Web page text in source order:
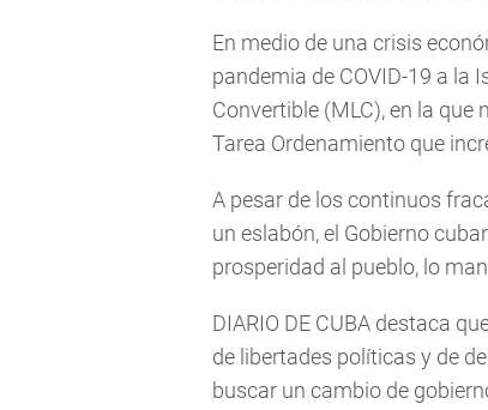
En medio de una crisis
pandemia de COVID-19 a la
Convertible (MLC), en la
Tarea Ordenamiento que
A pesar de los continuos
un eslabón, el Gobierno
prosperidad al pueblo, lo
DIARIO DE CUBA destaca
de libertades políticas y de
buscar un cambio de